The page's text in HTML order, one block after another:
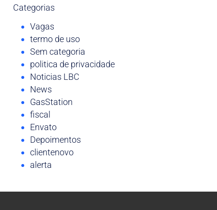
Categorias
Vagas
termo de uso
Sem categoria
politica de privacidade
Noticias LBC
News
GasStation
fiscal
Envato
Depoimentos
clientenovo
alerta